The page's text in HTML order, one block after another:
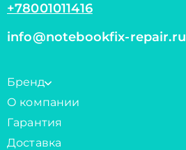
+78001011416
info@notebookfix-repair.ru
Бренд
О компании
Гарантия
Доставка